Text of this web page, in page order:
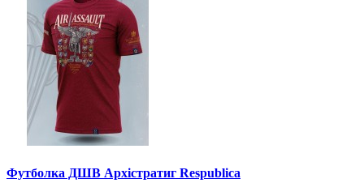
Футболка ДШВ Архістратиг Respublica